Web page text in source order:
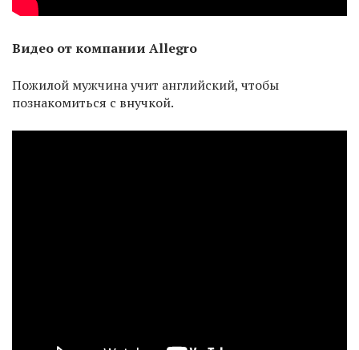
Видео от компании Allegro
Пожилой мужчина учит английский, чтобы
познакомиться с внучкой.